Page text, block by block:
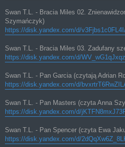
Swan T.L. - Bracia Miles 02.
Szymańczyk)
https://disk.yandex.com/d/
Swan T.L. - Bracia Miles 03. Zadufany
https://disk.yandex.com/d/
Swan T.L. - Pan Garcia (czytają Adrian
https://disk.yandex.com/d/
Swan T.L. - Pan Masters (czyta Anna
https://disk.yandex.com/d/
Swan T.L. - Pan Spencer (czyta Ewa
https://disk.yandex.com/d/